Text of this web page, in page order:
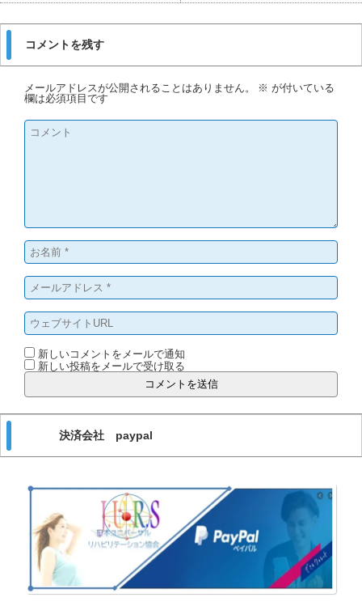
コメントを残す
メールアドレスが公開されることはありません。 ※ が付いている
欄は必須項目です
新しいコメントをメールで通知
新しい投稿をメールで受け取る
決済会社 paypal